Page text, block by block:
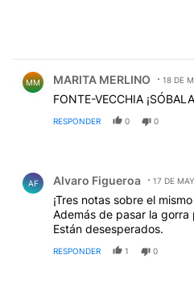
MM MARITA MERLINO 18 DE
FONTE-VECCHIA
RESPONDER 0 0
AF Alvaro Figueroa 17 DE
¡Tres notas sobre el
Además de pasar la
Están desesperados.
RESPONDER 1 0